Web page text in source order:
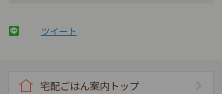
ツイート
宅配ごはん案内トップ